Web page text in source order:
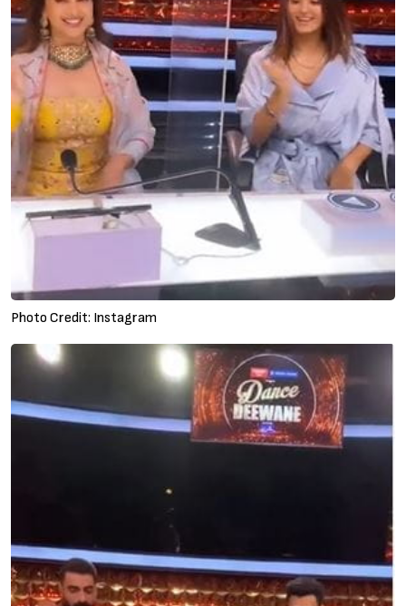
Photo Credit: Instagram